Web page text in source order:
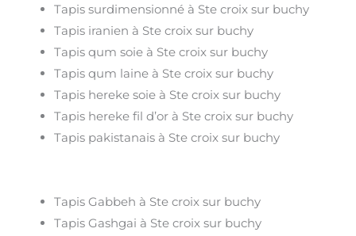
Tapis surdimensionné à Ste croix sur buchy
Tapis iranien à Ste croix sur buchy
Tapis qum soie à Ste croix sur buchy
Tapis qum laine à Ste croix sur buchy
Tapis hereke soie à Ste croix sur buchy
Tapis hereke fil d’or à Ste croix sur buchy
Tapis pakistanais à Ste croix sur buchy
Tapis Gabbeh à Ste croix sur buchy
Tapis Gashgai à Ste croix sur buchy